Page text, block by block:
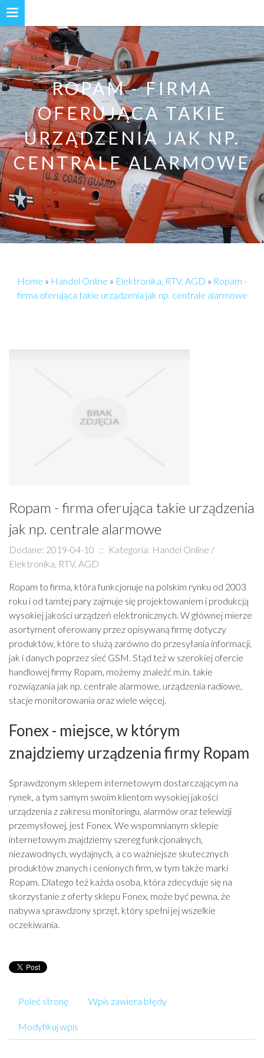
ROPAM - FIRMA
OFERUJĄCA TAKIE
URZĄDZENIA JAK NP.
CENTRALE ALARMOWE
Home » Handel Online » Elektronika, RTV, AGD » Ropam -
firma oferująca takie urządzenia jak np. centrale alarmowe
Ropam - firma oferująca takie urządzenia
jak np. centrale alarmowe
Dodane: 2019-04-10 :: Kategoria: Handel Online /
Elektronika, RTV, AGD
Ropam to firma, która funkcjonuje na polskim rynku od 2003
roku i od tamtej pary zajmuje się projektowaniem i produkcją
wysokiej jakości urządzeń elektronicznych. W głównej mierze
asortyment oferowany przez opisywaną firmę dotyczy
produktów, które to służą zarówno do przesyłania informacji,
jak i danych poprzez sieć GSM. Stąd też w szerokiej ofercie
handlowej firmy Ropam, możemy znaleźć m.in. takie
rozwiązania jak np. centrale alarmowe, urządzenia radiowe,
stacje monitorowania oraz wiele więcej.
Fonex - miejsce, w którym
znajdziemy urządzenia firmy Ropam
Sprawdzonym sklepem internetowym dostarczającym na
rynek, a tym samym swoim klientom wysokiej jakości
urządzenia z zakresu monitoringu, alarmów oraz telewizji
przemysłowej, jest Fonex. We wspomnianym sklepie
internetowym znajdziemy szereg funkcjonalnych,
niezawodnych, wydajnych, a co ważniejsze skutecznych
produktów znanych i cenionych firm, w tym także marki
Ropam. Dlatego też każda osoba, która zdecyduje się na
skorzystanie z oferty sklepu Fonex, może być pewna, że
nabywa sprawdzony sprzęt, który spełni jej wszelkie
oczekiwania.
Poleć stronę Wpis zawiera błędy
Modyfikuj wpis